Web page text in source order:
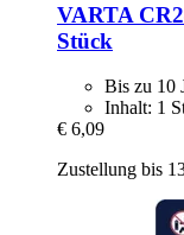
VARTA
Stück
Bis zu 10
Inhalt: 1
€ 6,09
Zustellung bis